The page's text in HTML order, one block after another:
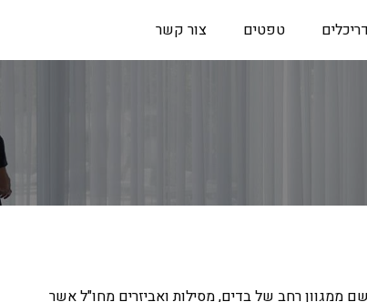
טפטים צור קשר
ממגוון רחב של בדים, מסילות ואביזרים מחו"ל אשר